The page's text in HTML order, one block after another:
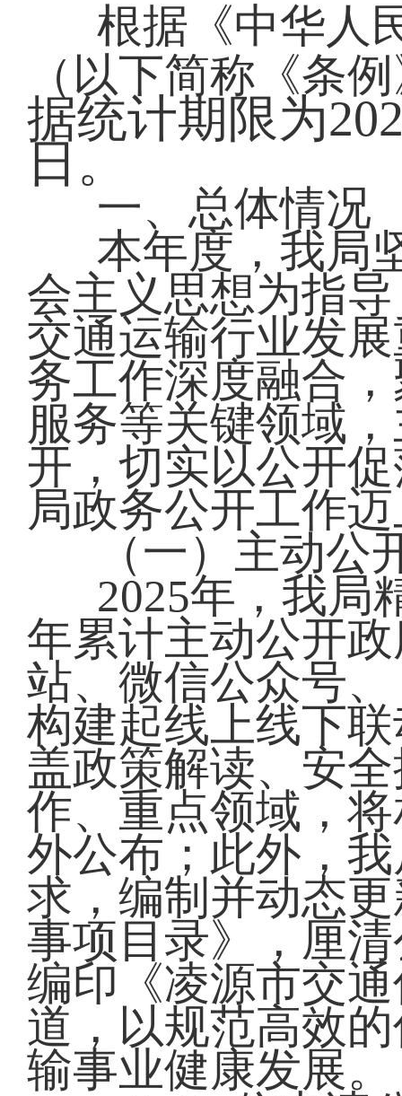
根据《中华人
（以下简称《条
据统计期限为
日。
一、总体情况
本年度，我局
会主义思想为指
交通运输行业发
务工作深度融合
服务等关键领域
开，切实以公开
局政务公开工作
（一）主动公
2025年，我局
年累计主动公开
站、微信公众号
构建起线上线下
盖政策解读、安
作、重点领域，
外公布；此外，
求，编制并动态
事项目录》，厘
编印《凌源市交
道，以规范高效
输事业健康发展。